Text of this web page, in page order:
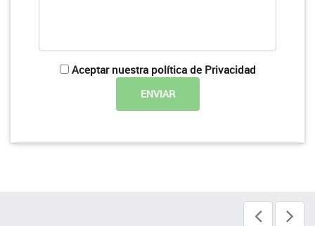
Aceptar nuestra política de Privacidad